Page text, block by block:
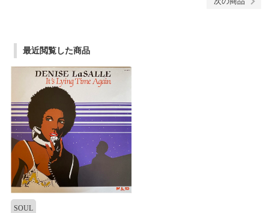
最近閲覧した商品
SOUL